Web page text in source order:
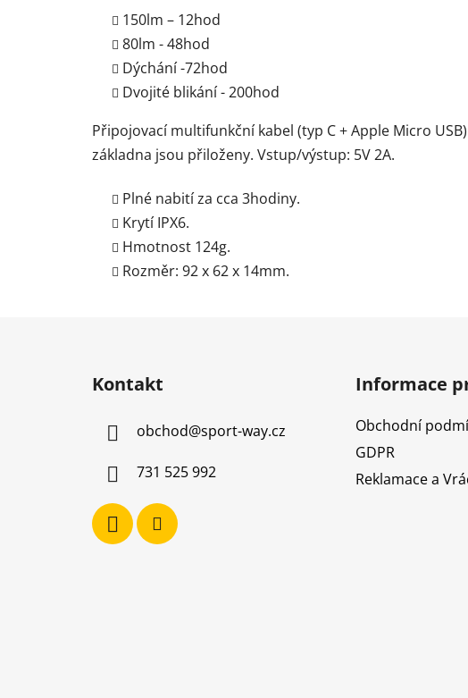
150lm – 12hod
80lm - 48hod
Dýchání -72hod
Dvojité blikání - 200hod
Připojovací multifunkční kabel (typ C + Apple Micro
základna jsou přiloženy. Vstup/výstup: 5V 2A.
Plné nabití za cca 3hodiny.
Krytí IPX6.
Hmotnost 124g.
Rozměr: 92 x 62 x 14mm.
Kontakt
obchod@sport-way.cz
731 525 992
Informace
Obchodní
GDPR
Reklamace a